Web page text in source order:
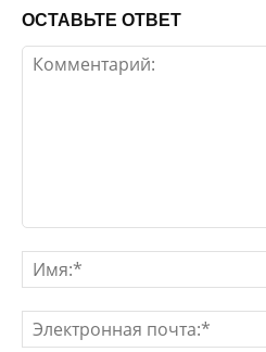
ОСТАВЬТЕ ОТВЕТ